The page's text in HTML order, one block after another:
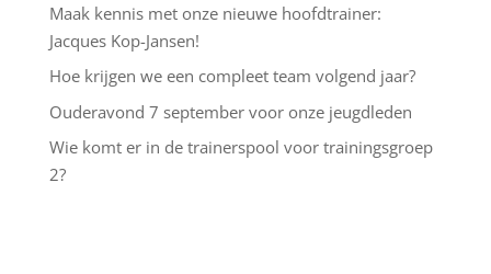
Maak kennis met onze nieuwe hoofdtrainer:
Jacques Kop-Jansen!
Hoe krijgen we een compleet team volgend jaar?
Ouderavond 7 september voor onze jeugdleden
Wie komt er in de trainerspool voor trainingsgroep
2?